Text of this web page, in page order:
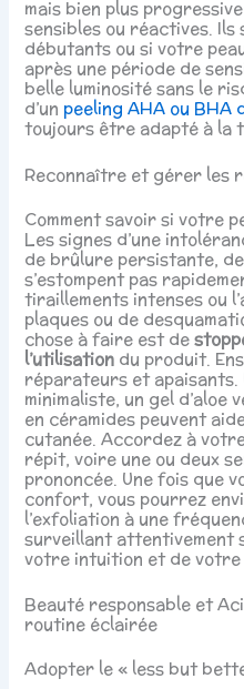
mais bien plus
sensibles ou réactives.
débutants ou si votre
après une période de
belle luminosité sans le
d’un peeling AHA ou BHA
toujours être adapté à la
Reconnaître et gérer les
Comment savoir si votre
Les signes d’une
de brûlure persistante,
s’estompent pas
tiraillements intenses ou
plaques ou de
chose à faire est de
l’utilisation du produit.
réparateurs et
minimaliste, un gel d’aloe
en céramides peuvent
cutanée. Accordez à
répit, voire une ou deux
prononcée. Une fois que
confort, vous pourrez
l’exfoliation à une
surveillant attentivement
votre intuition et de
Beauté responsable et
routine éclairée
Adopter le « less but